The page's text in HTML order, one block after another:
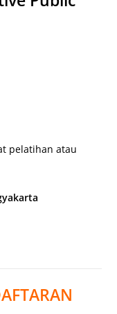
pelatihan atau